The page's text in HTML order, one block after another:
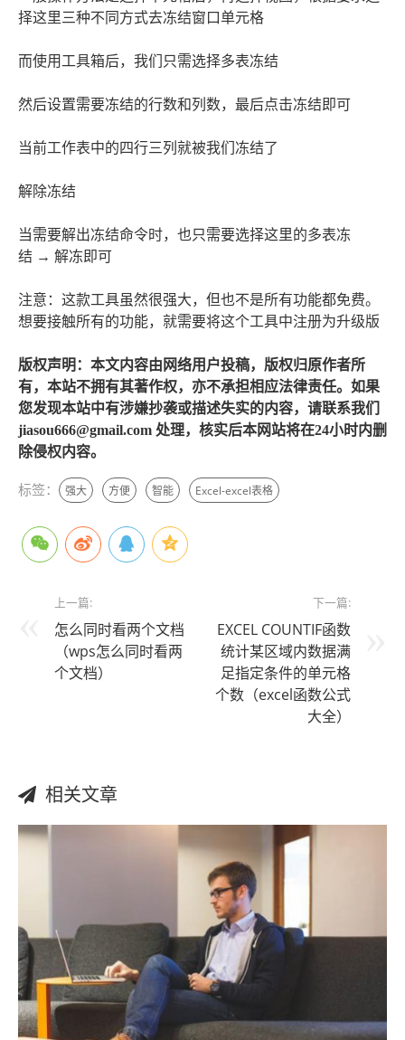
择这里三种不同方式去冻结窗口单元格
而使用工具箱后，我们只需选择多表冻结
然后设置需要冻结的行数和列数，最后点击冻结即可
当前工作表中的四行三列就被我们冻结了
解除冻结
当需要解出冻结命令时，也只需要选择这里的多表冻
结 → 解冻即可
注意：这款工具虽然很强大，但也不是所有功能都免费。
想要接触所有的功能，就需要将这个工具中注册为升级版
版权声明：本文内容由网络用户投稿，版权归原作者所
有，本站不拥有其著作权，亦不承担相应法律责任。如果
您发现本站中有涉嫌抄袭或描述失实的内容，请联系我们
jiasou666@gmail.com 处理，核实后本网站将在24小时内删
除侵权内容。
标签： 强大 方便 智能 Excel-excel表格
上一篇:
怎么同时看两个文档
（wps怎么同时看两
个文档）
下一篇:
EXCEL COUNTIF函数
统计某区域内数据满
足指定条件的单元格
个数（excel函数公式
大全）
相关文章